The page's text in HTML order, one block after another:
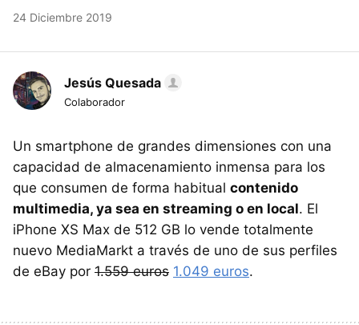
24 Diciembre 2019
Jesús Quesada
Colaborador
Un smartphone de grandes dimensiones con una
capacidad de almacenamiento inmensa para los
que consumen de forma habitual contenido
multimedia, ya sea en streaming o en local. El
iPhone XS Max de 512 GB lo vende totalmente
nuevo MediaMarkt a través de uno de sus perfiles
de eBay por 1.559 euros 1.049 euros.